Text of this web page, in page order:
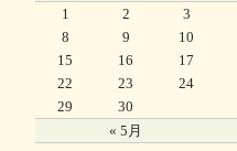
« 5月
1 2 3
8
9 10
15
16 17
22
23 24
29
30